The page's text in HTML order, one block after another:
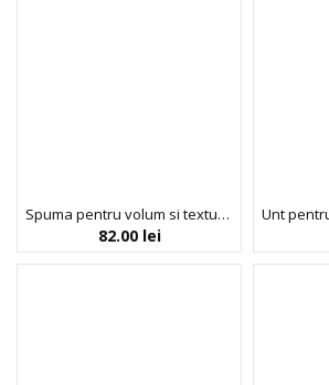
Spuma pentru volum si texturarea parului, cu filtru UV, Mermaid Beach Waves, Umberto Giannini, 200 ml
82.00 lei